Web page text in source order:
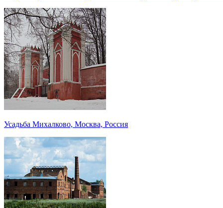
Усадьба Михалково, Москва, Россия